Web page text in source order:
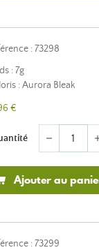
: 73298
: 7g
: Aurora Bleak
€
remove
Ajouter au
: 73299